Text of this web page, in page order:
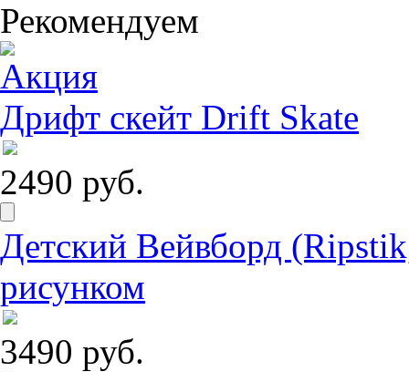
Рекомендуем
Дрифт скейт Drift Skate
2490 руб.
Детский Вейвборд
рисунком
3490 руб.